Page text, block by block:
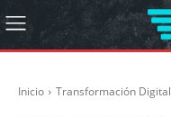
Inicio Transformación Digital